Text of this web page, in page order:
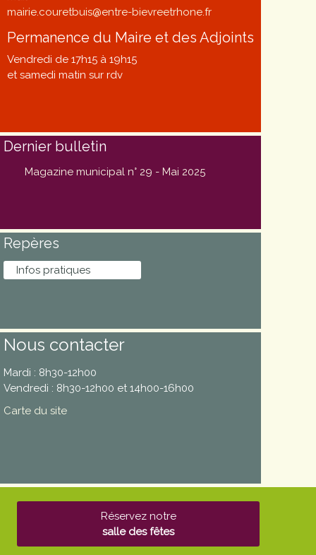
mairie.couretbuis@entre-bievreetrhone.fr
Permanence du Maire et des Adjoints
Vendredi de 17h15 à 19h15
et samedi matin sur rdv
Dernier bulletin
Magazine municipal n° 29 - Mai 2025
Repères
Infos pratiques
Nous contacter
Mardi : 8h30-12h00
Vendredi : 8h30-12h00 et 14h00-16h00
Carte du site
Réservez notre
salle des fêtes